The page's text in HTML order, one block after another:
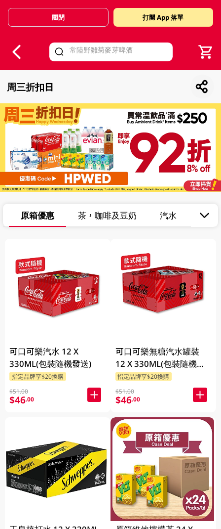
Valid Until 30 June 2026
關閉 打開 App 落單
周三折扣日
原箱優惠 茶，咖啡及豆奶 汽水 果汁
可口可樂汽水 12 X
330ML(包裝隨機發送)
指定品牌享$20換購
$51.00
$46.00
可口可樂無糖汽水罐裝
12 X 330ML(包裝隨機發
送)
指定品牌享$20換購
$51.00
$46.00